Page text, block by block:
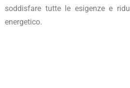
soddisfare tutte le esigenze e
energetico.